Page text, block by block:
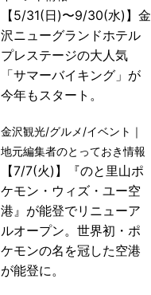
【5/31(日)〜9/30(水)】金
沢ニューグランドホテル
プレステージの大人気
「サマーバイキング」が
今年もスタート。
金沢観光/グルメ/イベント｜
地元編集者のとっておき情報
【7/7(火)】『のと里山ポ
ケモン・ウィズ・ユー空
港』が能登でリニューア
ルオープン。世界初・ポ
ケモンの名を冠した空港
が能登に。